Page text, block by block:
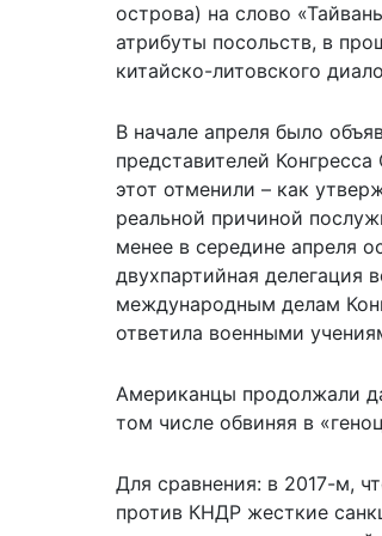
острова) на слово
атрибуты посольств, в
китайско-литовского
В начале апреля было
представителей
этот отменили – как
реальной причиной
менее в середине апреля
двухпартийная делегация
международным делам
ответила военными
Американцы продолжали
том числе обвиняя в
Для сравнения: в 2017-м,
против КНДР жесткие